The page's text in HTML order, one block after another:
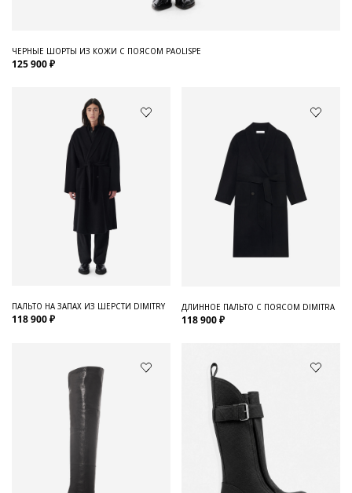
ЧЕРНЫЕ ШОРТЫ ИЗ КОЖИ С ПОЯСОМ PAOLISPE
125 900 ₽
ПАЛЬТО НА ЗАПАХ ИЗ ШЕРСТИ DIMITRY
118 900 ₽
ДЛИННОЕ ПАЛЬТО С ПОЯСОМ DIMITRA
118 900 ₽